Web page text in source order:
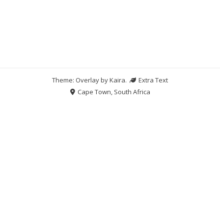
Theme: Overlay byKaira.
Extra Text
Cape Town, South Africa